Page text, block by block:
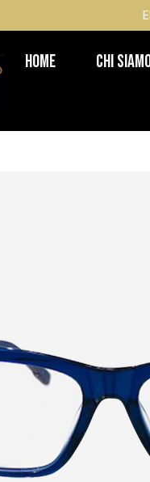
Home Chi